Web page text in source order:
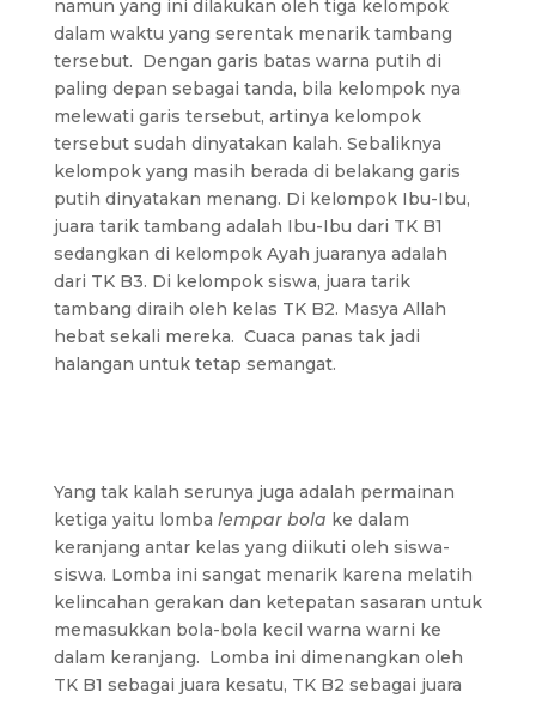
namun yang ini dilakukan oleh tiga kelompok
dalam waktu yang serentak menarik tambang
tersebut. Dengan garis batas warna putih di
paling depan sebagai tanda, bila kelompok nya
melewati garis tersebut, artinya kelompok
tersebut sudah dinyatakan kalah. Sebaliknya
kelompok yang masih berada di belakang garis
putih dinyatakan menang. Di kelompok Ibu-Ibu,
juara tarik tambang adalah Ibu-Ibu dari TK B1
sedangkan di kelompok Ayah juaranya adalah
dari TK B3. Di kelompok siswa, juara tarik
tambang diraih oleh kelas TK B2. Masya Allah
hebat sekali mereka. Cuaca panas tak jadi
halangan untuk tetap semangat.
Yang tak kalah serunya juga adalah permainan
ketiga yaitu lomba lempar bola ke dalam
keranjang antar kelas yang diikuti oleh siswa-
siswa. Lomba ini sangat menarik karena melatih
kelincahan gerakan dan ketepatan sasaran untuk
memasukkan bola-bola kecil warna warni ke
dalam keranjang. Lomba ini dimenangkan oleh
TK B1 sebagai juara kesatu, TK B2 sebagai juara